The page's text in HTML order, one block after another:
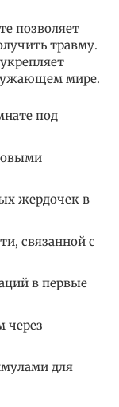
позволяет
травму.
мире.
под
жердочек в
связанной с
в первые
через
для